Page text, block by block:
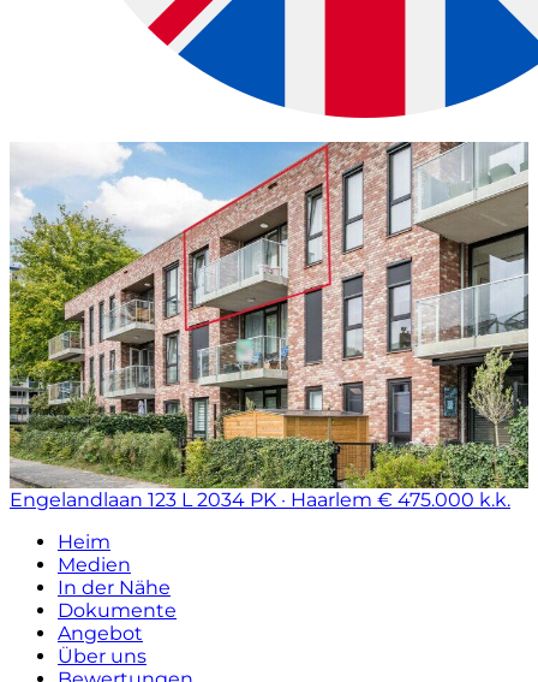
Engelandlaan 123 L 2034 PK · Haarlem € 475.000 k.k.
Heim
Medien
In der Nähe
Dokumente
Angebot
Über uns